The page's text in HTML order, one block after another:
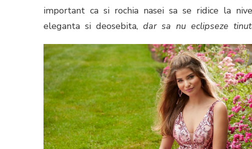
important ca si rochia nasei sa se ridice la
eleganta si deosebita, dar sa nu eclipseze